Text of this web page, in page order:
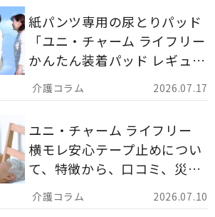
2026.07.17
紙パンツ専用の尿とりパッド
「ユニ・チャーム ライフリー
かんたん装着パッド レギュラ
ー 計162枚」について解説し
ます。
2026.07.10
ユニ・チャーム ライフリー
横モレ安心テープ止めについ
て、特徴から、口コミ、災害
備蓄としての活用法まで分か
りやすく解説します。